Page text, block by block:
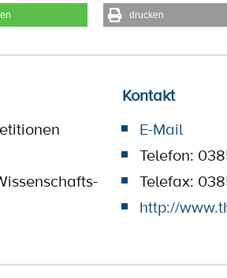
drucken
Kontakt
E-Mail
Telefon:
Telefax:
http://